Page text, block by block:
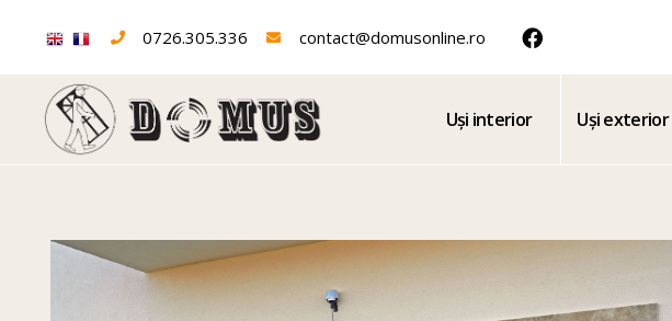
0726.305.336 contact@domusonline.ro
Uși interior Uși exterior